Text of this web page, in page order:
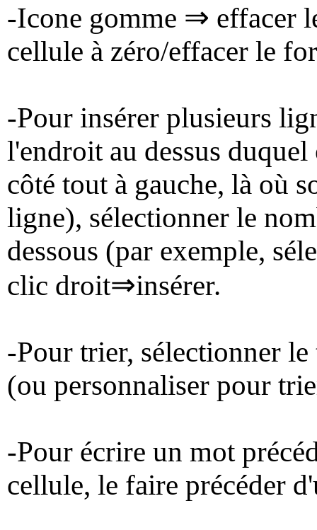
-Icone gomme ⇒ effacer
cellule à zéro/effacer le
-Pour insérer plusieurs
l'endroit au dessus
côté tout à gauche, là où
ligne), sélectionner le
dessous (par exemple,
clic droit⇒insérer.
-Pour trier, sélectionner
(ou personnaliser pour
-Pour écrire un mot
cellule, le faire précéder